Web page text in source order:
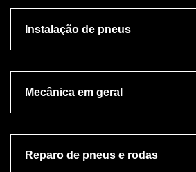
Instalação de pneus
Mecânica em geral
Reparo de pneus e rodas